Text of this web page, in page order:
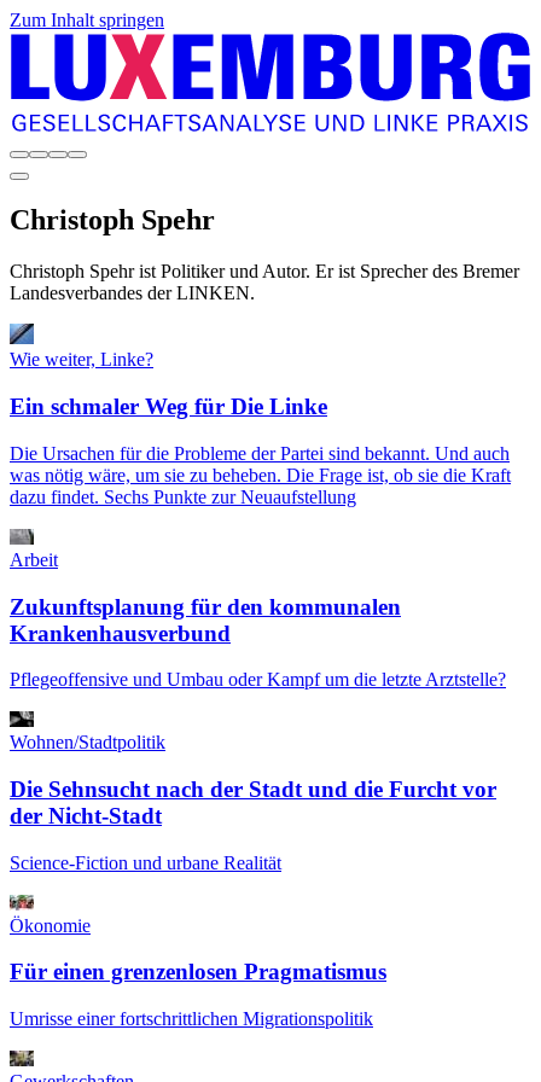
Zum Inhalt springen
Christoph Spehr
Christoph Spehr ist Politiker und Autor. Er ist Sprecher des Bremer
Landesverbandes der LINKEN.
Wie weiter, Linke?
Ein schmaler Weg für Die Linke
Die Ursachen für die Probleme der Partei sind bekannt. Und auch
was nötig wäre, um sie zu beheben. Die Frage ist, ob sie die Kraft
dazu findet. Sechs Punkte zur Neuaufstellung
Arbeit
Zukunftsplanung für den kommunalen
Krankenhausverbund
Pflegeoffensive und Umbau oder Kampf um die letzte Arztstelle?
Wohnen/Stadtpolitik
Die Sehnsucht nach der Stadt und die Furcht vor
der Nicht-Stadt
Science-Fiction und urbane Realität
Ökonomie
Für einen grenzenlosen Pragmatismus
Umrisse einer fortschrittlichen Migrationspolitik